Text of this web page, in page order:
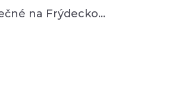
na Frýdecko…